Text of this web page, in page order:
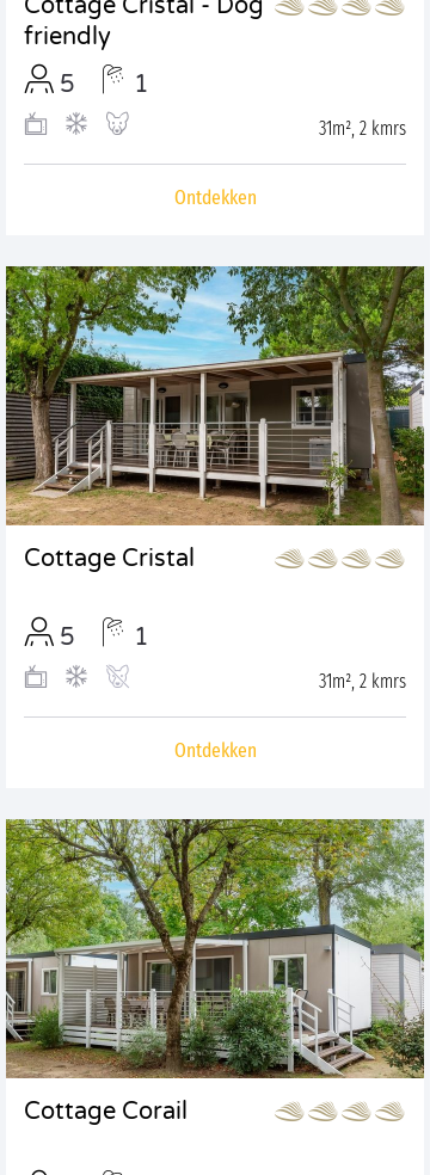
Cottage Cristal - Dog
friendly
5
1
31m², 2 kmrs
Ontdekken
Cottage Cristal
5 1
31m², 2 kmrs
Ontdekken
Cottage Corail